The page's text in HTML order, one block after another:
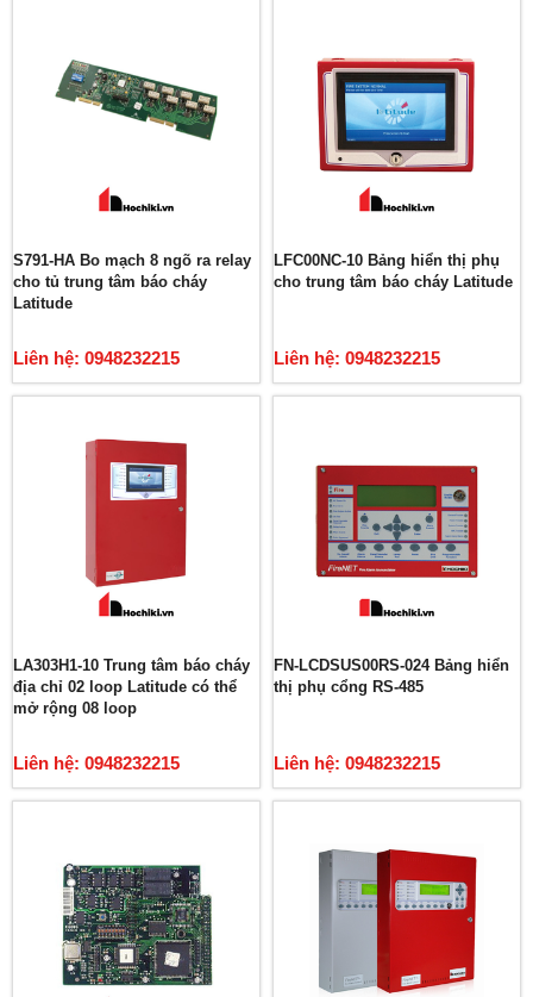
S791-HA Bo mạch 8 ngõ ra relay
cho tủ trung tâm báo cháy
Latitude
Liên hệ: 0948232215
LFC00NC-10 Bảng hiển thị phụ
cho trung tâm báo cháy Latitude
Liên hệ: 0948232215
LA303H1-10 Trung tâm báo cháy
địa chỉ 02 loop Latitude có thể
mở rộng 08 loop
Liên hệ: 0948232215
FN-LCDSUS00RS-024 Bảng hiển
thị phụ cổng RS-485
Liên hệ: 0948232215